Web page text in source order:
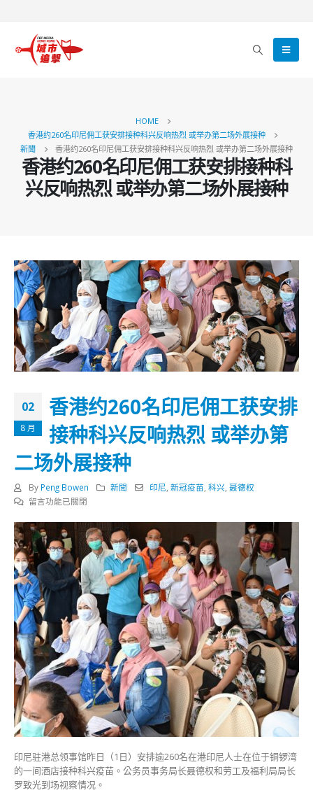
HOME
香港约260名印尼佣工获安排接种科兴反响热烈 或举办第二场外展接种
新聞
香港约260名印尼佣工获安排接种科兴反响热烈 或举办第二场外展接种
香港约260名印尼佣工获安排接种科
兴反响热烈 或举办第二场外展接种
02
8 月
香港约260名印尼佣工获安排
接种科兴反响热烈 或举办第
二场外展接种
By Peng Bowen 新聞 印尼,新冠疫苗,科兴,聂德权
在
港
约
260
名
印
尼
佣
工
获
安
排
接
种
科
兴
反
响
热
烈
留言功能已關閉
印尼驻港总领事馆昨日（1日）安排逾260名在港印尼人士在位于铜锣湾
的一间酒店接种科兴疫苗。公务员事务局长聂德权和劳工及福利局局长
罗致光到场视察情况。